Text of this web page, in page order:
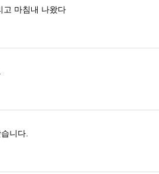
고 마침내 나왔다
니다.